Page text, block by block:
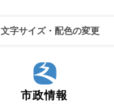
文字サイズ・配色の変更
市政情報